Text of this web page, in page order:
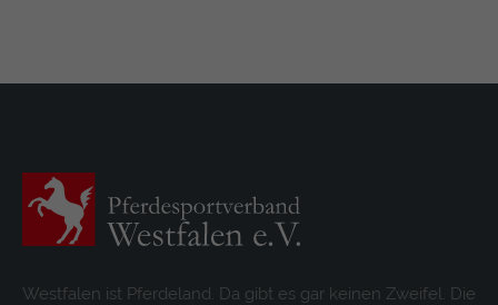
Westfalen ist Pferdeland. Da gibt es gar keinen Zweifel. Die